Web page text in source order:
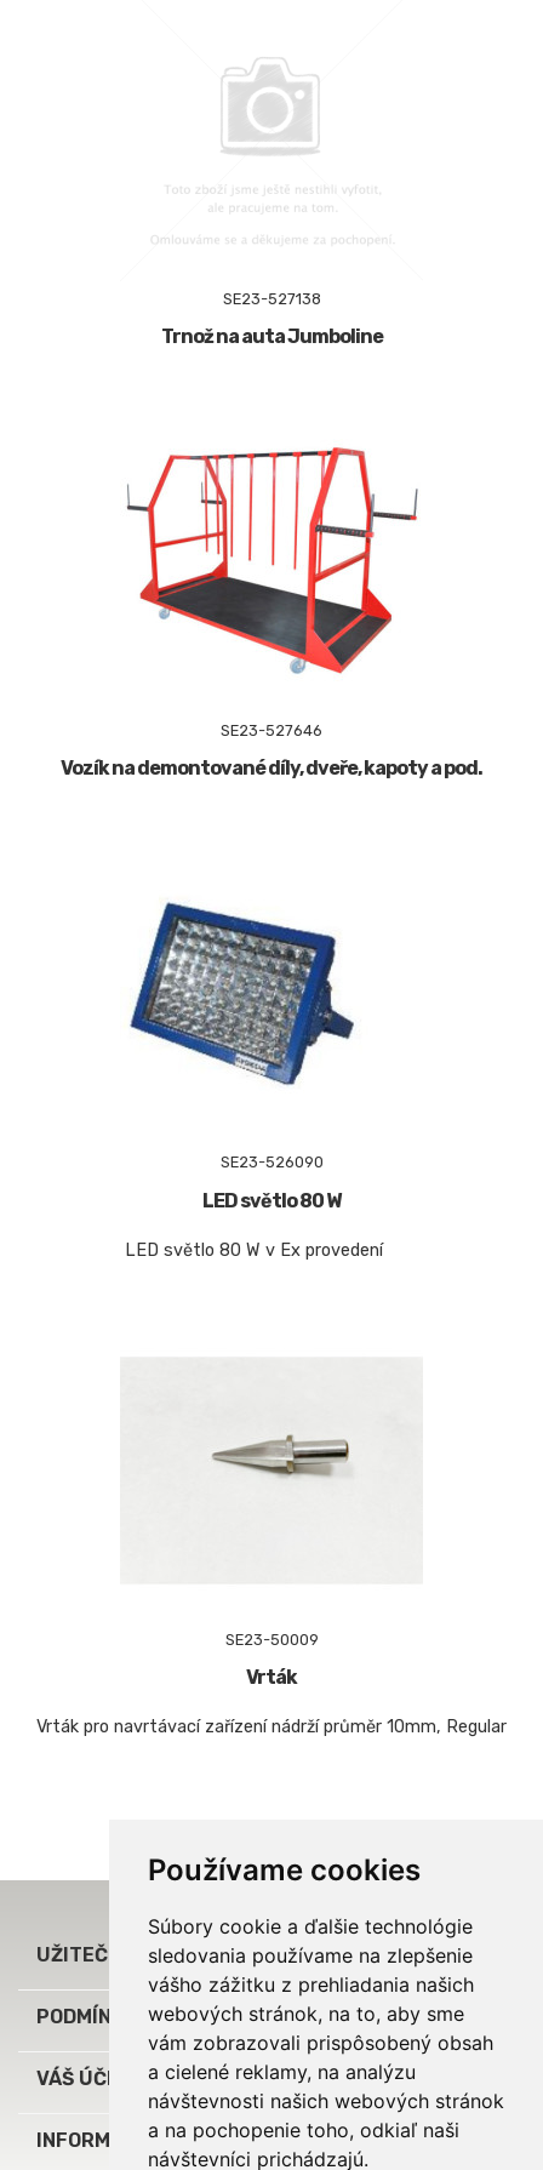
Používame cookies
Súbory cookie a ďalšie technológie
sledovania používame na zlepšenie
vášho zážitku z prehliadania našich
webových stránok, na to, aby sme
vám zobrazovali prispôsobený obsah
a cielené reklamy, na analýzu
návštevnosti našich webových stránok
a na pochopenie toho, odkiaľ naši
návštevníci prichádzajú.
SE23-527138
Trnož na auta Jumboline
SE23-527646
Vozík na demontované díly, dveře, kapoty a pod.
SE23-526090
LED světlo 80 W
LED světlo 80 W v Ex provedení
SE23-50009
Vrták
Vrták pro navrtávací zařízení nádrží průměr 10mm, Regular
UŽITEČNÉ ODKAZY
PODMÍNKY A INFORMACE
VÁŠ ÚČET
INFORMÁCIE O E-SHOPE